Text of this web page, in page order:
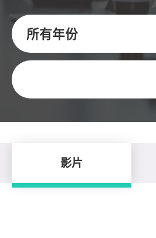
所有年份
关键字
影片